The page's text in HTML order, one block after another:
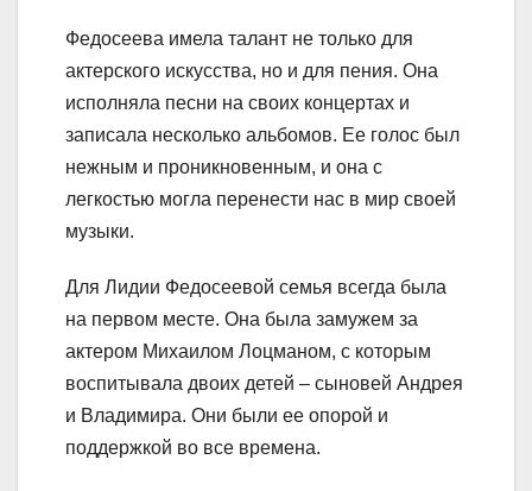
Федосеева имела талант не только для
актерского искусства, но и для пения. Она
исполняла песни на своих концертах и
записала несколько альбомов. Ее голос был
нежным и проникновенным, и она с
легкостью могла перенести нас в мир своей
музыки.
Для Лидии Федосеевой семья всегда была
на первом месте. Она была замужем за
актером Михаилом Лоцманом, с которым
воспитывала двоих детей – сыновей Андрея
и Владимира. Они были ее опорой и
поддержкой во все времена.